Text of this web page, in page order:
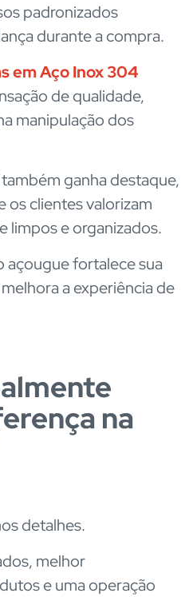
padronizados
durante a compra.
em Aço Inox 304
de qualidade,
manipulação dos
ganha destaque,
clientes valorizam
limpos e organizados.
açougue fortalece sua
a experiência de
na
detalhes.
melhor
e uma operação